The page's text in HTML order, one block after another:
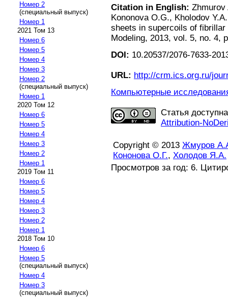
Номер 2
(специальный выпуск)
Номер 1
2021 Том 13
Номер 6
Номер 5
Номер 4
Номер 3
Номер 2
(специальный выпуск)
Номер 1
2020 Том 12
Номер 6
Номер 5
Номер 4
Номер 3
Номер 2
Номер 1
2019 Том 11
Номер 6
Номер 5
Номер 4
Номер 3
Номер 2
Номер 1
2018 Том 10
Номер 6
Номер 5
(специальный выпуск)
Номер 4
Номер 3
(специальный выпуск)
Citation in English: Zhmurov
Kononova O.G., Kholodov
sheets in supercoils of
Modeling, 2013, vol. 5, no. 4,
DOI: 10.20537/2076-7633-
URL: http://crm.ics.org.ru/
Компьютерные
Статья
Attribution-
Copyright © 2013 Жмуров
Кононова О.Г., Холодов Я.А.
Просмотров за год: 6.